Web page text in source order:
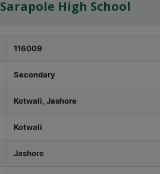
Sarapole High School
116009
Secondary
Kotwali, Jashore
Kotwali
Jashore